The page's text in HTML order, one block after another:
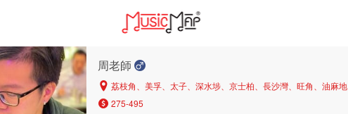
周老師
荔枝角、美孚、太子、深水埗、京士柏、長沙灣、旺角、油麻地
275-495